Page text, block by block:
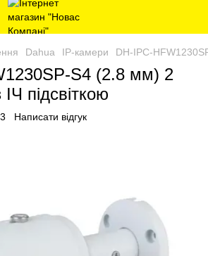
Dahua IP-камери DH-IPC-
S4 (2.8 мм) 2
підсвіткою
Написати відгук